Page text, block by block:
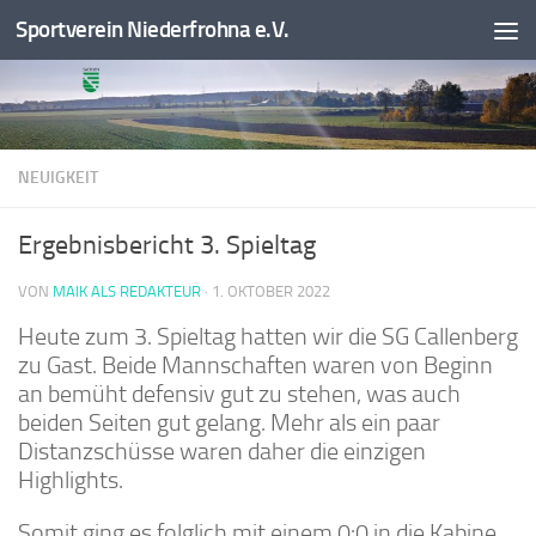
Zum Inhalt springen
Sportverein Niederfrohna e.V.
NEUIGKEIT
Ergebnisbericht 3. Spieltag
VON MAIK ALS REDAKTEUR · 1. OKTOBER 2022
Heute zum 3. Spieltag hatten wir die SG Callenberg
zu Gast. Beide Mannschaften waren von Beginn
an bemüht defensiv gut zu stehen, was auch
beiden Seiten gut gelang. Mehr als ein paar
Distanzschüsse waren daher die einzigen
Highlights.